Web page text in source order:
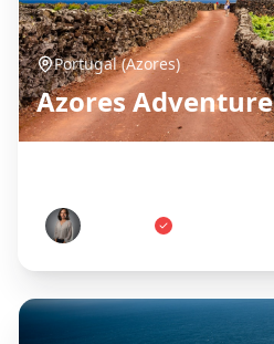
Portugal (Azores)
Azores Adventure